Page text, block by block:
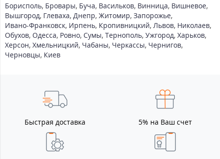
Борисполь, Бровары, Буча, Васильков, Винница, Вишневое,
Вышгород, Глеваха, Днепр, Житомир, Запорожье,
Ивано-Франковск, Ирпень, Кропивницкий, Львов, Николаев,
Обухов, Одесса, Ровно, Сумы, Тернополь, Ужгород, Харьков,
Херсон, Хмельницкий, Чабаны, Черкассы, Чернигов,
Черновцы, Киев
Быстрая доставка 5% на Ваш счет